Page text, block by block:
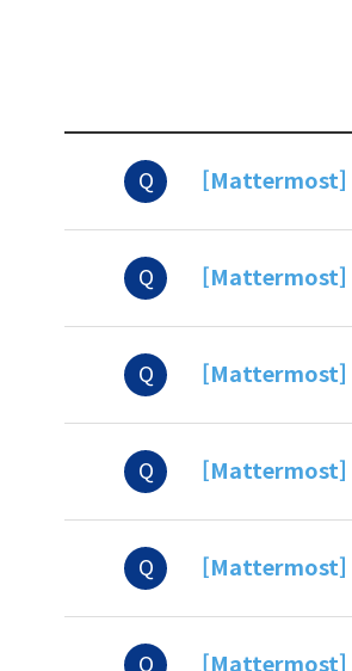
Q [Mattermost]
Q [Mattermost]
Q [Mattermost]
Q [Mattermost]
Q [Mattermost]
Q [Mattermost]